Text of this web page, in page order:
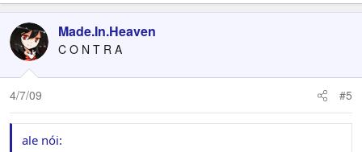
Mod ale:P4 thì nội dung nhẹ nhàng mà lôi cuốn, OST
đỉnh, xây dựng tính cách nhân vật có chiều sâu
PV :
PV :
Điều gì khiến anh thấy SMT cần sửa đổi để có thêm
Fan, hay là các điểm còn yếu của SMT ?
Mod ale:
Made.In.Heaven
C O N T R A
4/7/09 #5
ale nói: